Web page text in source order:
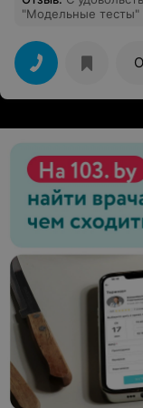
"Модельные тесты"